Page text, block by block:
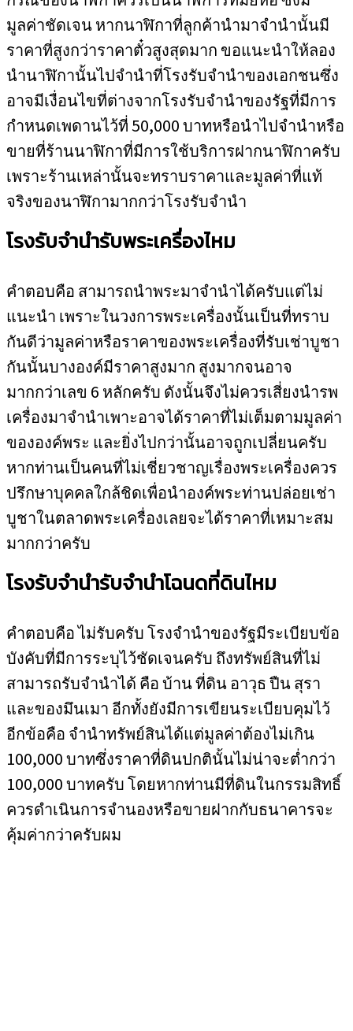
มูลค่าชัดเจน หากนาฬิกาที่ลูกค้านำมาจำนำนั้นมี
ราคาที่สูงกว่าราคาตั๋วสูงสุดมาก ขอแนะนำให้ลอง
นำนาฬิกานั้นไปจำนำที่โรงรับจำนำของเอกชนซึ่ง
อาจมีเงื่อนไขที่ต่างจากโรงรับจำนำของรัฐที่มีการ
กำหนดเพดานไว้ที่ 50,000 บาทหรือนำไปจำนำหรือ
ขายที่ร้านนาฬิกาที่มีการใช้บริการฝากนาฬิกาครับ
เพราะร้านเหล่านั้นจะทราบราคาและมูลค่าที่แท้
จริงของนาฬิกามากกว่าโรงรับจำนำ
โรงรับจำนำรับพระเครื่องไหม
คำตอบคือ สามารถนำพระมาจำนำได้ครับแต่ไม่
แนะนำ เพราะในวงการพระเครื่องนั้นเป็นที่ทราบ
กันดีว่ามูลค่าหรือราคาของพระเครื่องที่รับเช่าบูชา
กันนั้นบางองค์มีราคาสูงมาก สูงมากจนอาจ
มากกว่าเลข 6 หลักครับ ดังนั้นจึงไม่ควรเสี่ยงนำรพ
เครื่องมาจำนำเพาะอาจได้ราคาที่ไม่เต็มตามมูลค่า
ขององค์พระ และยิ่งไปกว่านั้นอาจถูกเปลี่ยนครับ
หากท่านเป็นคนที่ไม่เชี่ยวชาญเรื่องพระเครื่องควร
ปรึกษาบุคคลใกล้ชิดเพื่อนำองค์พระท่านปล่อยเช่า
บูชาในตลาดพระเครื่องเลยจะได้ราคาที่เหมาะสม
มากกว่าครับ
โรงรับจำนำรับจำนำโฉนดที่ดินไหม
คำตอบคือ ไม่รับครับ โรงจำนำของรัฐมีระเบียบข้อ
บังคับที่มีการระบุไว้ชัดเจนครับ ถึงทรัพย์สินที่ไม่
สามารถรับจำนำได้ คือ บ้าน ที่ดิน อาวุธ ปืน สุรา
และของมึนเมา อีกทั้งยังมีการเขียนระเบียบคุมไว้
อีกข้อคือ จำนำทรัพย์สินได้แต่มูลค่าต้องไม่เกิน
100,000 บาทซึ่งราคาที่ดินปกตินั้นไม่น่าจะต่ำกว่า
100,000 บาทครับ โดยหากท่านมีที่ดินในกรรมสิทธิ์
ควรดำเนินการจำนองหรือขายฝากกับธนาคารจะ
คุ้มค่ากว่าครับผม